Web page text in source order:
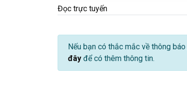
Đọc trực tuyến
Nếu bạn có thắc mắc về thông báo
đây để có thêm thông tin.